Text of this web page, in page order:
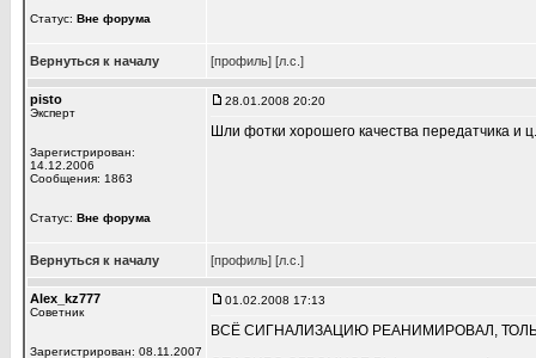
Статус: Вне форума
Вернуться к началу [профиль] [л.с.]
pisto
Эксперт
Зарегистрирован:
14.12.2006
Сообщения: 1863
Статус: Вне форума
28.01.2008 20:20
Шли фотки хорошего качества передатчика и
Вернуться к началу [профиль] [л.с.]
Alex_kz777
Советник
Зарегистрирован: 08.11.2007
01.02.2008 17:13
ВСЁ СИГНАЛИЗАЦИЮ РЕАНИМИРОВАЛ,